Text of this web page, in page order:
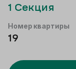
1 Секция
Номер квартиры
19